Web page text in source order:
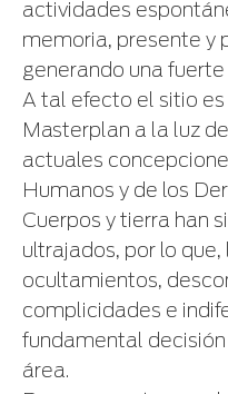
actividades
memoria, presente y
generando una fuerte
A tal efecto el sitio
Masterplan a la luz
actuales
Humanos y de los
Cuerpos y tierra han
ultrajados, por lo
ocultamientos,
complicidades e
fundamental
área.